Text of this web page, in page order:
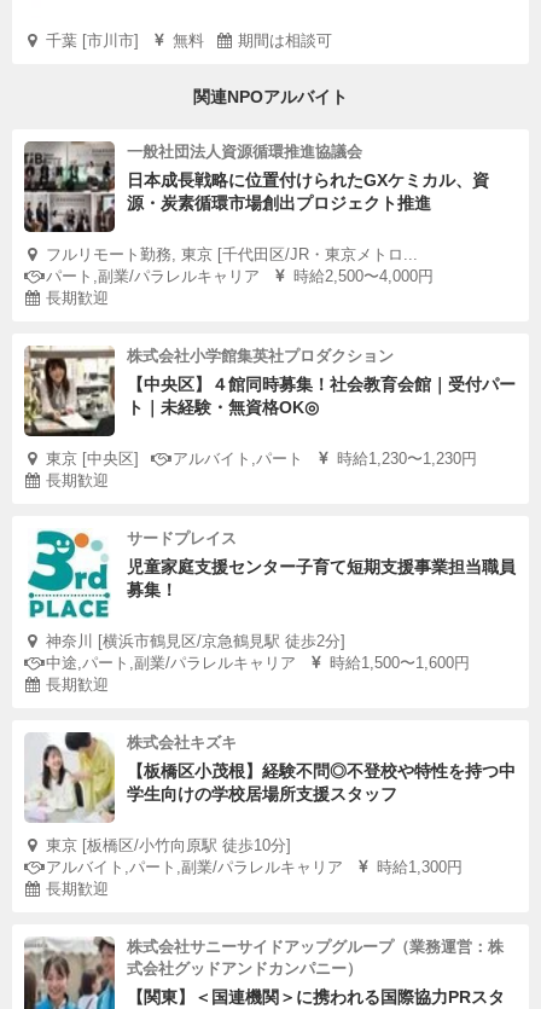
千葉 [市川市] 無料 期間は相談可
関連NPOアルバイト
一般社団法人資源循環推進協議会
日本成長戦略に位置付けられたGXケミカル、資
源・炭素循環市場創出プロジェクト推進
フルリモート勤務, 東京 [千代田区/JR・東京メトロ...
パート,副業/パラレルキャリア
時給2,500〜4,000円
長期歓迎
株式会社小学館集英社プロダクション
【中央区】４館同時募集！社会教育会館｜受付パー
ト｜未経験・無資格OK◎
東京 [中央区] アルバイト,パート
時給1,230〜1,230円
長期歓迎
サードプレイス
児童家庭支援センター子育て短期支援事業担当職員
募集！
神奈川 [横浜市鶴見区/京急鶴見駅 徒歩2分]
中途,パート,副業/パラレルキャリア
時給1,500〜1,600円
長期歓迎
株式会社キズキ
【板橋区小茂根】経験不問◎不登校や特性を持つ中
学生向けの学校居場所支援スタッフ
東京 [板橋区/小竹向原駅 徒歩10分]
アルバイト,パート,副業/パラレルキャリア
時給1,300円
長期歓迎
株式会社サニーサイドアップグループ（業務運営：株
式会社グッドアンドカンパニー）
【関東】＜国連機関＞に携われる国際協力PRスタ